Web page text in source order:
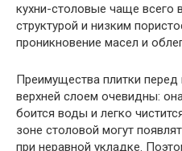
кухни-столовые чаще всего
структурой и низким
проникновение масел и
Преимущества плитки перед
верхней слоем очевидны:
боится воды и легко
зоне столовой могут
при неравной укладке.